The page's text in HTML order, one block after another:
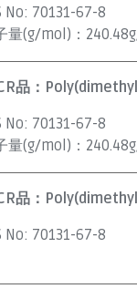
No: 70131-67-8
量(g/mol)：
品：
No: 70131-67-8
量(g/mol)：
品：
No: 70131-67-8